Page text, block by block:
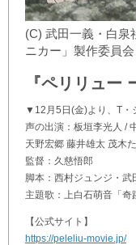
(C) 武田一義・白泉
ニカー」製作委員会
『ペリリュー
▼12月5日(金)より、T・
声の出演：板垣李光人 /
天野宏郷 藤井雄太 茂木
監督：久慈悟郎
脚本：西村ジュンジ・武
主題歌：上白石萌音「奇
【公式サイト】
https://peleliu-movie.jp/